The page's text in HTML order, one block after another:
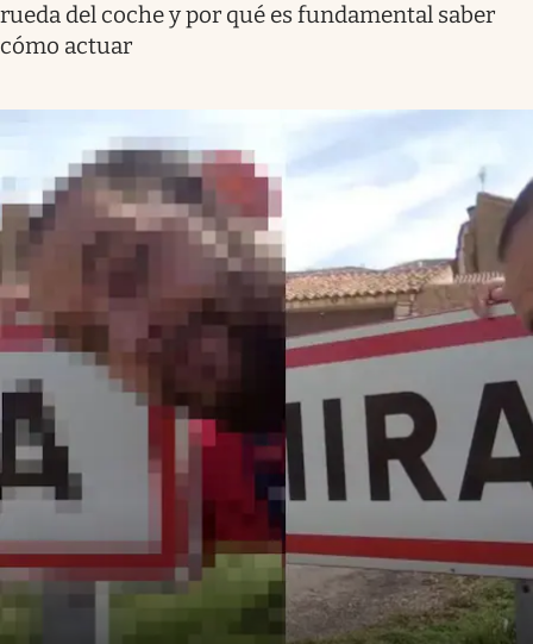
rueda del coche y por qué es fundamental saber
cómo actuar